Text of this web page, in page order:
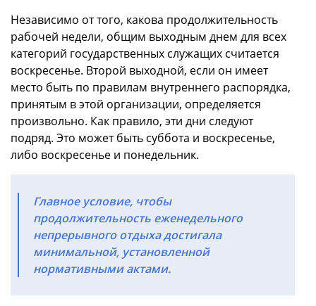
Независимо от того, какова продолжительность
рабочей недели, общим выходным днем для всех
категорий государственных служащих считается
воскресенье. Второй выходной, если он имеет
место быть по правилам внутреннего распорядка,
принятым в этой организации, определяется
произвольно. Как правило, эти дни следуют
подряд. Это может быть суббота и воскресенье,
либо воскресенье и понедельник.
Главное условие, чтобы
продолжительность еженедельного
непрерывного отдыха достигала
минимальной, установленной
нормативными актами.